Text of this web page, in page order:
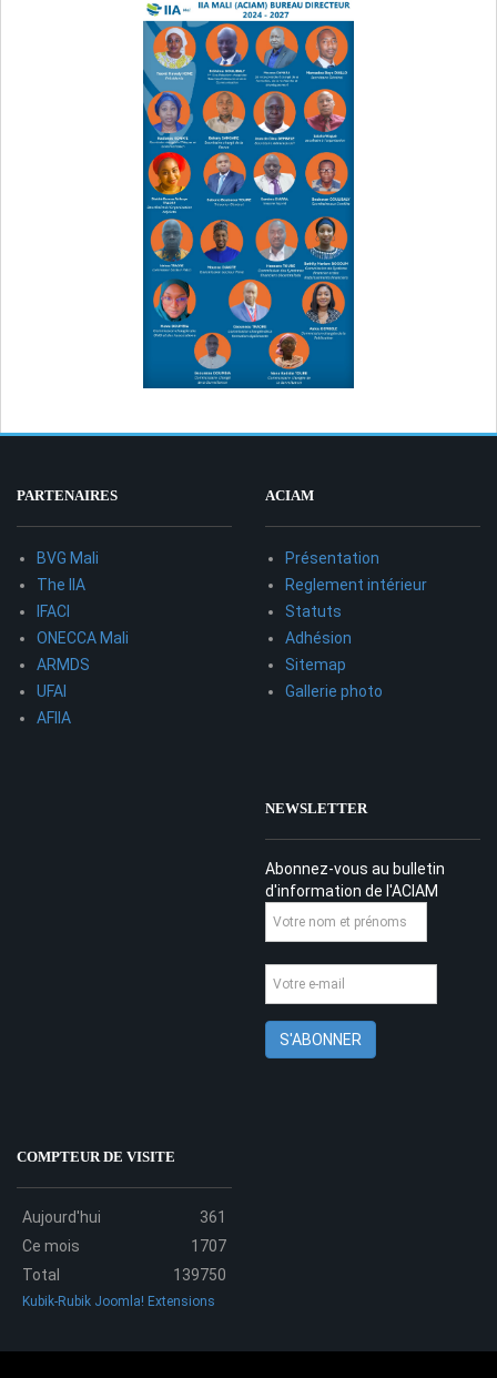
PARTENAIRES
BVG Mali
The IIA
IFACI
ONECCA Mali
ARMDS
UFAI
AFIIA
ACIAM
Présentation
Reglement intérieur
Statuts
Adhésion
Sitemap
Gallerie photo
NEWSLETTER
Abonnez-vous au bulletin
d'information de l'ACIAM
COMPTEUR DE VISITE
Aujourd'hui
361
Ce mois
1707
Total
139750
Kubik-Rubik Joomla! Extensions